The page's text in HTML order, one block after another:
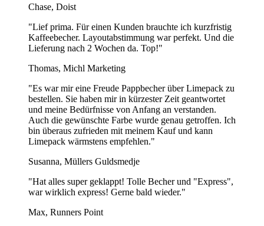
Im Gegensatz zu Toilettenpapier lösen sie sich nicht leicht in Wasser
auf und können Verstopfungen in Rohrleitungen oder
Abwassersystemen verursachen. Werfen Sie sie stattdessen in einen
Können Papierservietten recycelt werden?
Das hängt davon ab. Saubere Papierservietten können manchmal
recycelt werden, wenn Ihre örtliche Recyclingstation sie akzeptiert.
Verwendete oder fettige Servietten sind jedoch in der Regel nicht
recycelbar, da Lebensmittel- oder Fettreste den Recyclingprozess
beeinträchtigen. Kompostierung ist eine bessere Option für
gebrauchte Servietten.
Sind Servietten aus Papier?
Tissuepapier, das für Saugfähigkeit und Weichheit entwickelt wurde.
Chase, Doist
"Lief prima. Für einen Kunden brauchte ich kurzfristig
Kaffeebecher. Layoutabstimmung war perfekt. Und die
Lieferung nach 2 Wochen da. Top!"
Thomas, Michl Marketing
"Es war mir eine Freude Pappbecher über Limepack zu
bestellen. Sie haben mir in kürzester Zeit geantwortet
und meine Bedürfnisse von Anfang an verstanden.
Auch die gewünschte Farbe wurde genau getroffen. Ich
bin überaus zufrieden mit meinem Kauf und kann
Limepack wärmstens empfehlen."
Susanna, Müllers Guldsmedje
"Hat alles super geklappt! Tolle Becher und "Express",
war wirklich express! Gerne bald wieder."
Max, Runners Point